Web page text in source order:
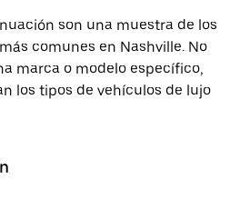
son una muestra de los
comunes en Nashville. No
marca o modelo específico,
los tipos de vehículos de lujo